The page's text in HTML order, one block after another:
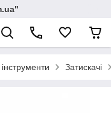
інструменти Затискачі